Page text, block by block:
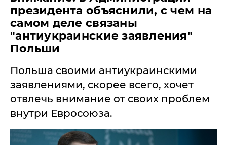
президента объяснили, с чем на
самом деле связаны
"антиукраинские заявления"
Польши
Польша своими антиукраинскими
заявлениями, скорее всего, хочет
отвлечь внимание от своих проблем
внутри Евросоюза.